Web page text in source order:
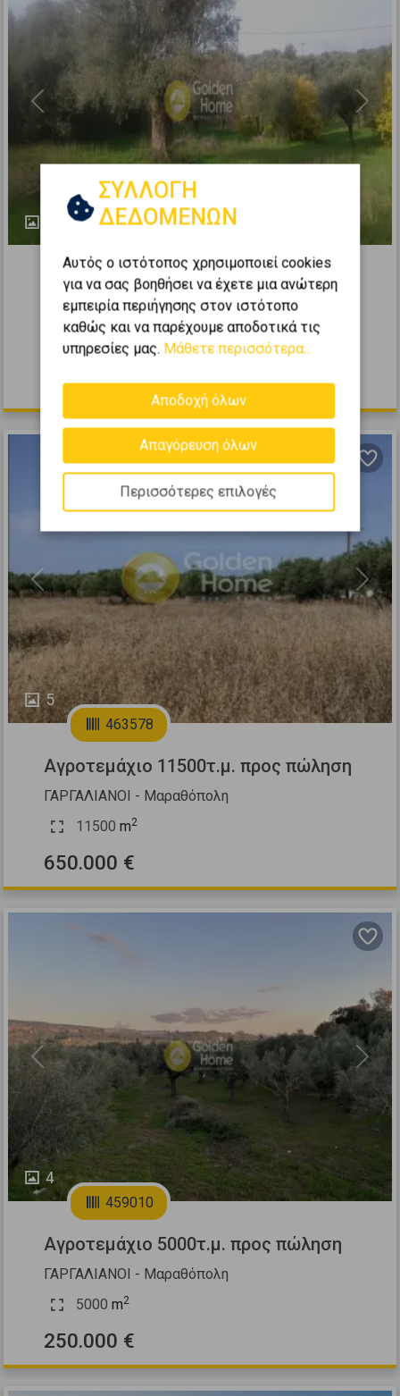
Previous Next
Αγροτεμάχιο 4061τ.μ. προς πώληση
ΓΑΡΓΑΛΙΑΝΟΙ - Τραγάνα
4061m2
140.000 €
5
Previous Next
463578
Αγροτεμάχιο 11500τ.μ. προς πώληση
ΓΑΡΓΑΛΙΑΝΟΙ - Μαραθόπολη
11500 m2
650.000 €
4
Previous Next
459010
Αγροτεμάχιο 5000τ.μ. προς πώληση
ΓΑΡΓΑΛΙΑΝΟΙ - Μαραθόπολη
5000 m2
250.000 €
ΣΥΛΛΟΓΗ
ΔΕΔΟΜΕΝΩΝ
Αυτός ο ιστότοπος χρησιμοποιεί cookies
για να σας βοηθήσει να έχετε μια ανώτερη
εμπειρία περιήγησης στον ιστότοπο
καθώς και να παρέχουμε αποδοτικά τις
υπηρεσίες μας. Μάθετε περισσότερα...
Αποδοχή όλων
Απαγόρευση όλων
Περισσότερες επιλογές